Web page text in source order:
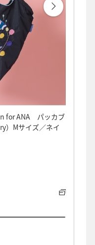
for ANA パッカブ
）Mサイズ／ネイ